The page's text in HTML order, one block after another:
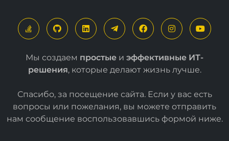
Мы создаем простые и эффективные ИТ-
решения, которые делают жизнь лучше.
Спасибо, за посещение сайта. Если у вас есть
вопросы или пожелания, вы можете отправить
нам сообщение воспользовавшись формой ниже.